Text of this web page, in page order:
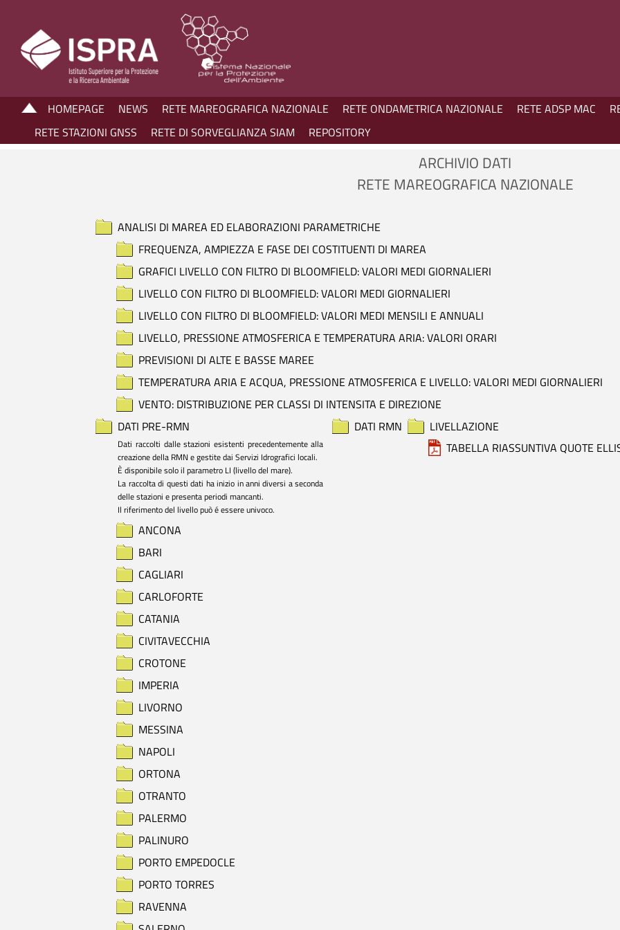
HOMEPAGE NEWS RETE MAREOGRAFICA NAZIONALE RETE ONDAMETRICA NAZIONALE RETE ADSP MAC
RETE STAZIONI GNSS
RETE DI SORVEGLIANZA SIAM REPOSITORY
ARCHIVIO DATI
RETE MAREOGRAFICA NAZIONALE
ANALISI DI MAREA ED ELABORAZIONI PARAMETRICHE
FREQUENZA, AMPIEZZA E FASE DEI COSTITUENTI DI MAREA
GRAFICI LIVELLO CON FILTRO DI BLOOMFIELD: VALORI MEDI GIORNALIERI
LIVELLO CON FILTRO DI BLOOMFIELD: VALORI MEDI GIORNALIERI
LIVELLO CON FILTRO DI BLOOMFIELD: VALORI MEDI MENSILI E ANNUALI
LIVELLO, PRESSIONE ATMOSFERICA E TEMPERATURA ARIA: VALORI ORARI
PREVISIONI DI ALTE E BASSE MAREE
TEMPERATURA ARIA E ACQUA, PRESSIONE ATMOSFERICA E LIVELLO: VALORI MEDI GIORNALIERI
VENTO: DISTRIBUZIONE PER CLASSI DI INTENSITA E DIREZIONE
DATI PRE-RMN
Dati raccolti dalle stazioni esistenti precedentemente alla
creazione della RMN e gestite dai Servizi Idrografici locali.
È disponibile solo il parametro LI (livello del mare).
La raccolta di questi dati ha inizio in anni diversi a seconda
delle stazioni e presenta periodi mancanti.
Il riferimento del livello può é essere univoco.
ANCONA
BARI
CAGLIARI
CARLOFORTE
CATANIA
CIVITAVECCHIA
CROTONE
IMPERIA
LIVORNO
MESSINA
NAPOLI
ORTONA
OTRANTO
PALERMO
PALINURO
PORTO EMPEDOCLE
PORTO TORRES
RAVENNA
DATI RMN
LIVELLAZIONE
TABELLA RIASSUNTIVA QUOTE